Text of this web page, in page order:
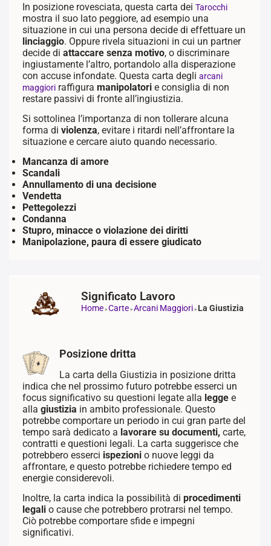
In posizione rovesciata, questa carta dei Tarocchi
mostra il suo lato peggiore, ad esempio una
situazione in cui una persona decide di effettuare un
linciaggio. Oppure rivela situazioni in cui un partner
decide di attaccare senza motivo, o discriminare
ingiustamente l’altro, portandolo alla disperazione
con accuse infondate. Questa carta degli arcani
maggioriraffigura manipolatorie consiglia di non
restare passivi di fronte all’ingiustizia.
Si sottolinea l’importanza di non tollerare alcuna
forma di violenza, evitare i ritardi nell’affrontare la
situazione e cercare aiuto quando necessario.
Mancanza di amore
Scandali
Annullamento di una decisione
Vendetta
Pettegolezzi
Condanna
Stupro, minacce o violazione dei diritti
Manipolazione, paura di essere giudicato
Significato Lavoro
Home> Carte> Arcani Maggiori > La Giustizia
Posizione dritta
La carta della Giustizia in posizione dritta
indica che nel prossimo futuro potrebbe esserci un
focus significativo su questioni legate alla leggee
alla giustizia in ambito professionale. Questo
potrebbe comportare un periodo in cui gran parte del
tempo sarà dedicato a lavorare su documenti, carte,
contratti e questioni legali. La carta suggerisce che
potrebbero esserci ispezionio nuove leggi da
affrontare, e questo potrebbe richiedere tempo ed
energie considerevoli.
Inoltre, la carta indica la possibilità di procedimenti
legalio cause che potrebbero protrarsi nel tempo.
Ciò potrebbe comportare sfide e impegni
significativi.